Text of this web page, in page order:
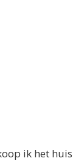
ik het huis